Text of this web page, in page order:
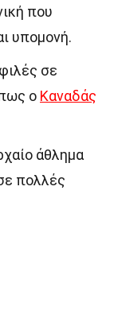
που
υπομονή.
σε
ο Καναδάς
άθλημα
πολλές